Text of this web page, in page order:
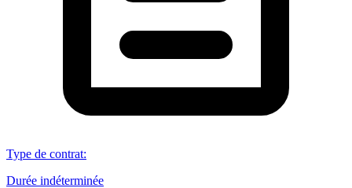
Type de contrat:
Durée indéterminée